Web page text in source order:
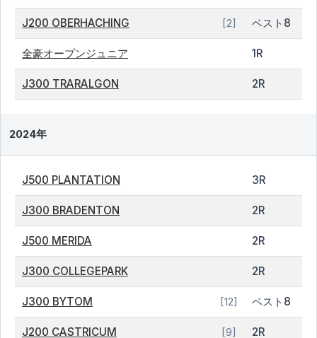
J200 OBERHACHING [2] ベスト8
全豪オープンジュニア 1R
J300 TRARALGON 2R
2024年
J500 PLANTATION 3R
J300 BRADENTON 2R
J500 MERIDA 2R
J300 COLLEGEPARK 2R
J300 BYTOM [12] ベスト8
J200 CASTRICUM [9] 2R